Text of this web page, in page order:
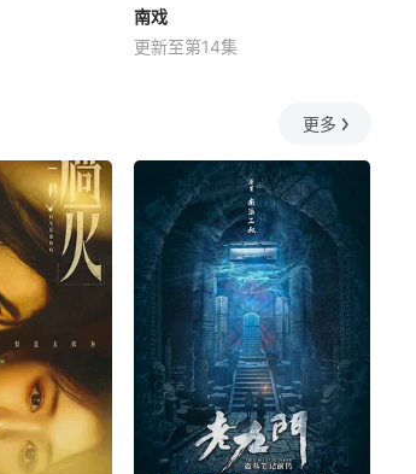
南戏
更新至第14集
更多